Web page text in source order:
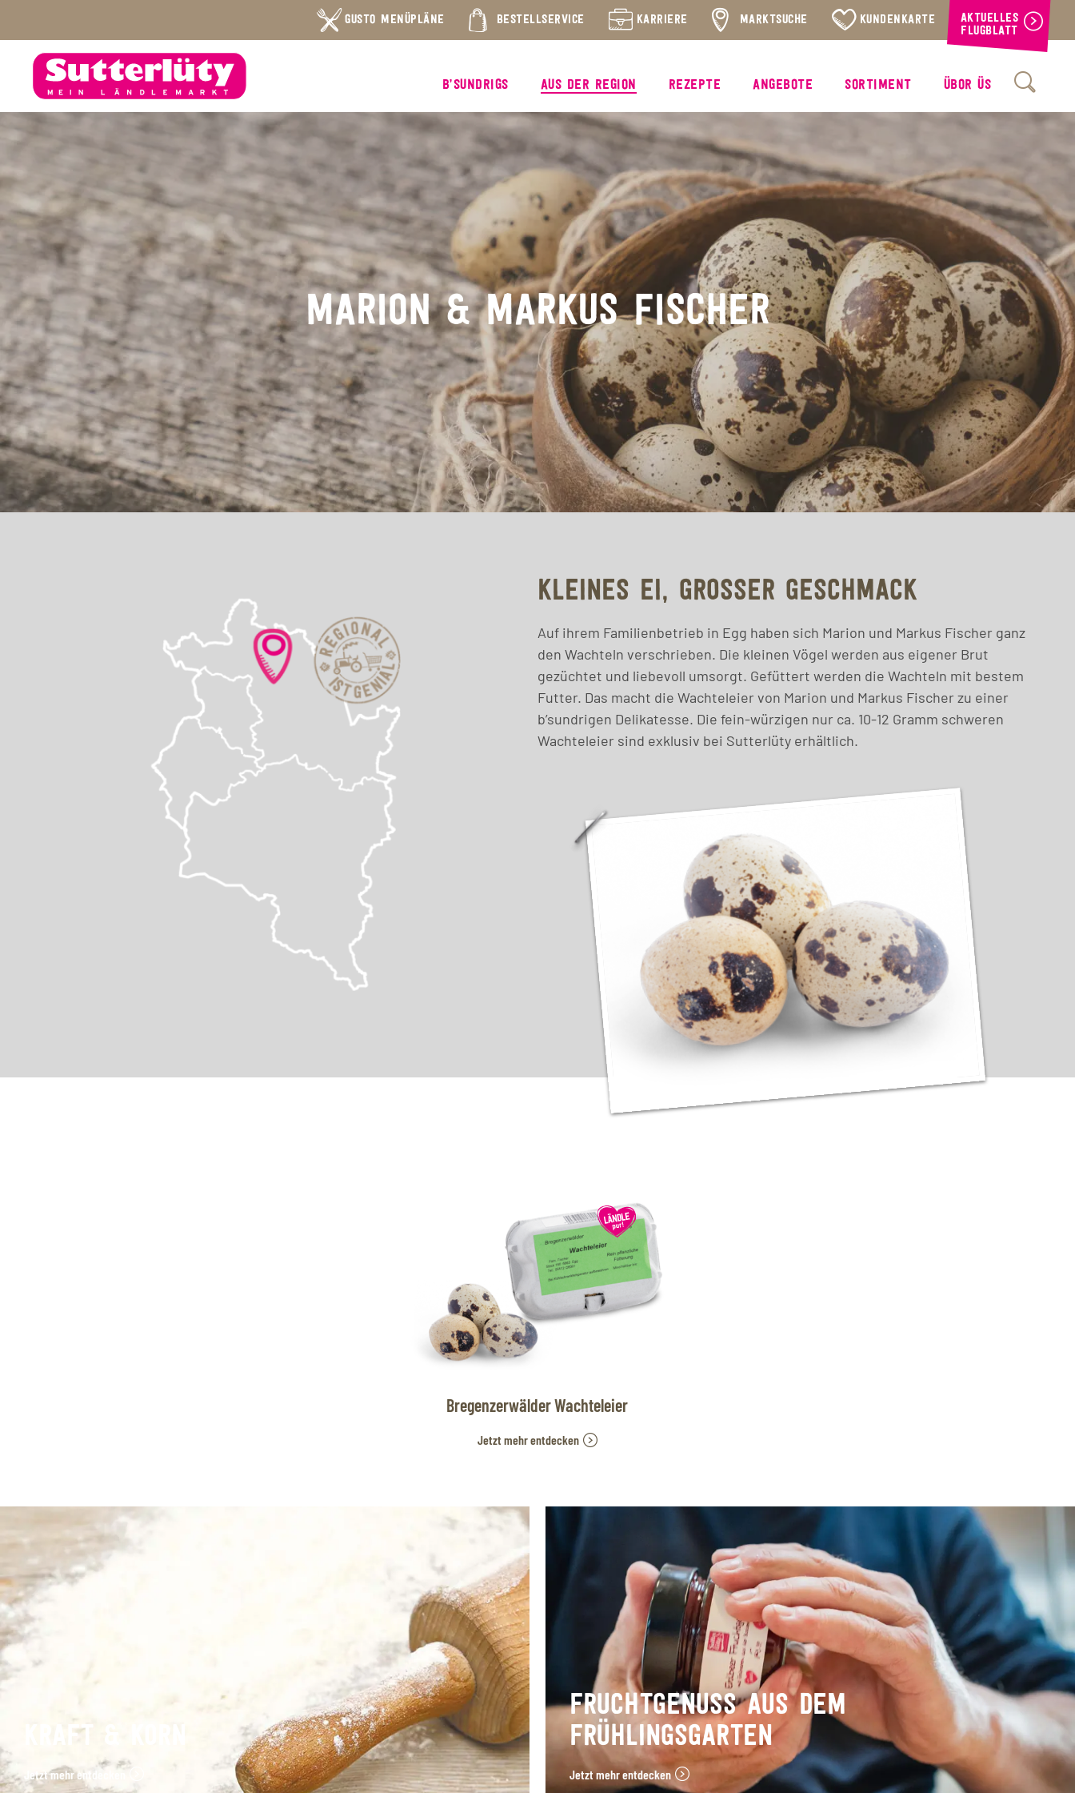
GUSTO MENÜPLÄNE BESTELLSERVICE KARRIERE MARKTSUCHE KUNDENKARTE
AKTUELLES
FLUGBLATT
B’SUNDRIGS AUS DER REGION REZEPTE ANGEBOTE SORTIMENT ÜBOR ÜS
MARION & MARKUS FISCHER
KLEINES EI, GROSSER GESCHMACK
Auf ihrem Familienbetrieb in Egg haben sich Marion und Markus Fischer ganz
den Wachteln verschrieben. Die kleinen Vögel werden aus eigener Brut
gezüchtet und liebevoll umsorgt. Gefüttert werden die Wachteln mit bestem
Futter. Das macht die Wachteleier von Marion und Markus Fischer zu einer
b’sundrigen Delikatesse. Die fein-würzigen nur ca. 10-12 Gramm schweren
Wachteleier sind exklusiv bei Sutterlüty erhältlich.
Bregenzerwälder Wachteleier
Jetzt mehr entdecken
KRAFT & KORN
Jetzt mehr entdecken
FRUCHTGENUSS AUS DEM
FRÜHLINGSGARTEN
Jetzt mehr entdecken